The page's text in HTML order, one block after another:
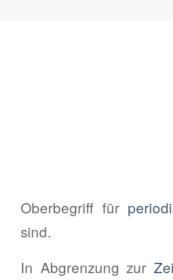
Oberbegriff für
sind.
In Abgrenzung zur